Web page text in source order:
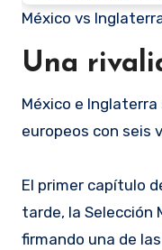
México vs
Una
México e
europeos con seis
El primer capítulo
tarde, la Selección
firmando una de